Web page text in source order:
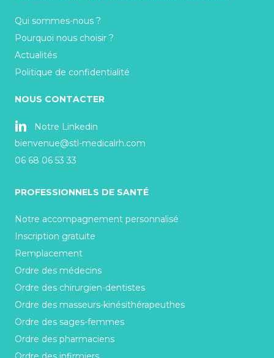
Qui sommes-nous ?
Pourquoi nous choisir ?
Actualités
Politique de confidentialité
NOUS CONTACTER
Notre Linkedin
bienvenue@stl-medicalrh.com
06 68 06 53 33
PROFESSIONNELS DE SANTÉ
Notre accompagnement personnalisé
Inscription gratuite
Remplacement
Ordre des médecins
Ordre des chirurgien-dentistes
Ordre des masseurs-kinésithérapeuthes
Ordre des sages-femmes
Ordre des pharmaciens